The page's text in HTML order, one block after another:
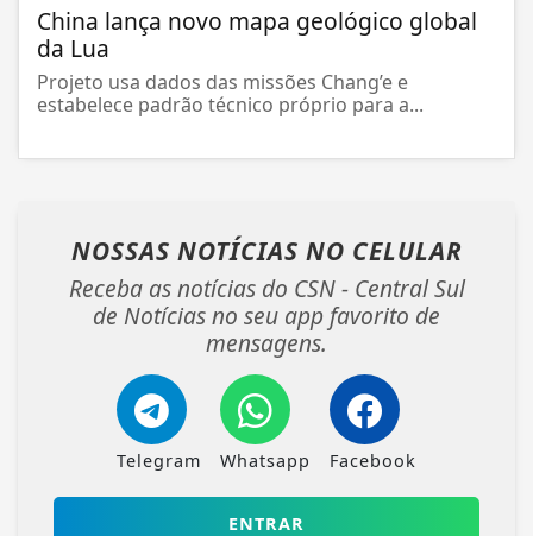
China lança novo mapa geológico global
da Lua
Projeto usa dados das missões Chang’e e
estabelece padrão técnico próprio para a...
NOSSAS NOTÍCIAS NO CELULAR
Receba as notícias do CSN - Central Sul
de Notícias no seu app favorito de
mensagens.
Telegram Whatsapp Facebook
ENTRAR